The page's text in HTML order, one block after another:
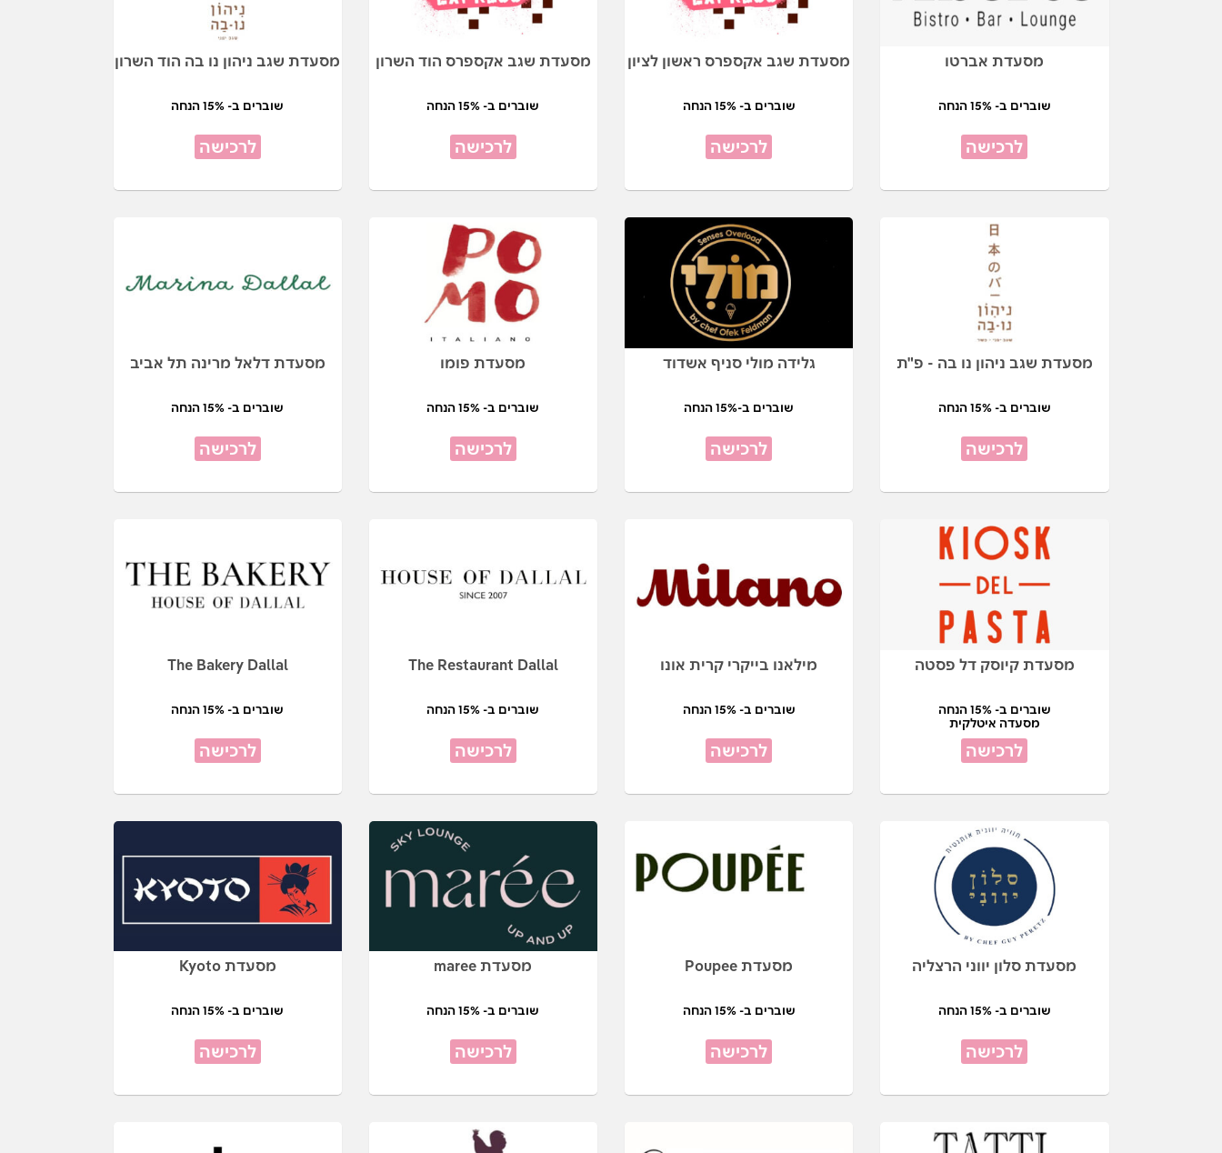
מסעדת אברטו
שוברים ב- 15% הנחה
לרכישה
מסעדת שגב אקספרס ראשון לציון
שוברים ב- 15% הנחה
לרכישה
מסעדת שגב אקספרס הוד השרון
שוברים ב- 15% הנחה
לרכישה
מסעדת שגב ניהון נו בה הוד השרון
שוברים ב- 15% הנחה
לרכישה
מסעדת שגב ניהון נו בה - פ"ת
שוברים ב- 15% הנחה
לרכישה
גלידה מולי סניף אשדוד
שוברים ב-15% הנחה
לרכישה
מסעדת פומו
שוברים ב- 15% הנחה
לרכישה
מסעדת דלאל מרינה תל אביב
שוברים ב- 15% הנחה
לרכישה
מסעדת קיוסק דל פסטה
שוברים ב- 15% הנחה
מסעדה איטלקית
לרכישה
מילאנו בייקרי קרית אונו
שוברים ב- 15% הנחה
לרכישה
The Restaurant Dallal
שוברים ב- 15% הנחה
לרכישה
The Bakery Dallal
שוברים ב- 15% הנחה
לרכישה
מסעדת סלון יווני הרצליה
שוברים ב- 15% הנחה
לרכישה
מסעדת Poupee
שוברים ב- 15% הנחה
לרכישה
מסעדת maree
שוברים ב- 15% הנחה
לרכישה
מסעדת Kyoto
שוברים ב- 15% הנחה
לרכישה